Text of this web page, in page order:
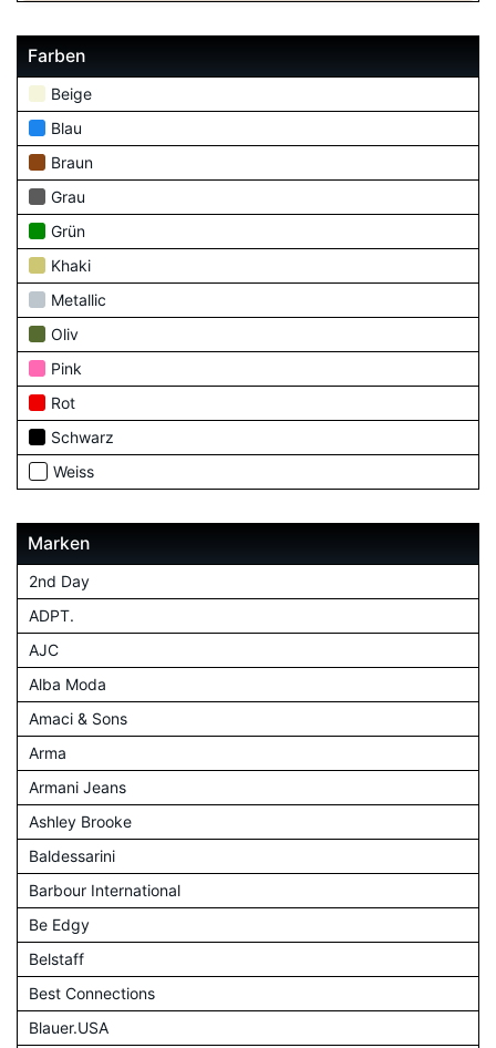
Farben
Beige
Blau
Braun
Grau
Grün
Khaki
Metallic
Oliv
Pink
Rot
Schwarz
Weiss
Marken
2nd Day
ADPT.
AJC
Alba Moda
Amaci & Sons
Arma
Armani Jeans
Ashley Brooke
Baldessarini
Barbour International
Be Edgy
Belstaff
Best Connections
Blauer.USA